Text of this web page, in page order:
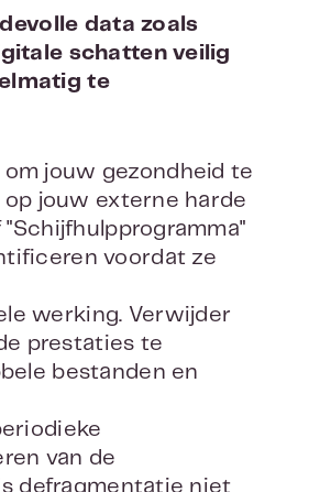
data zoals
schatten veilig
te
jouw gezondheid te
jouw externe harde
voordat ze
werking. Verwijder
prestaties te
bestanden en
van de
defragmentatie niet